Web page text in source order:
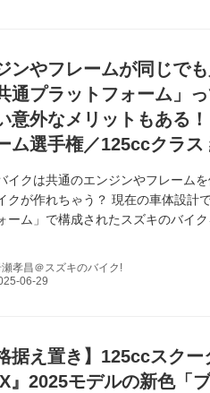
ンやフレームが同じで
通プラットフォーム」
意外なメリットもある
ム選手権／125ccクラス
イクは共通のエンジンやフレーム
クが作れちゃう？ 現在の車体設計
ーム」で構成されたスズキのバイ
孝昌＠スズキのバイク!
据え置き】125ccスク
』2025モデルの新色「